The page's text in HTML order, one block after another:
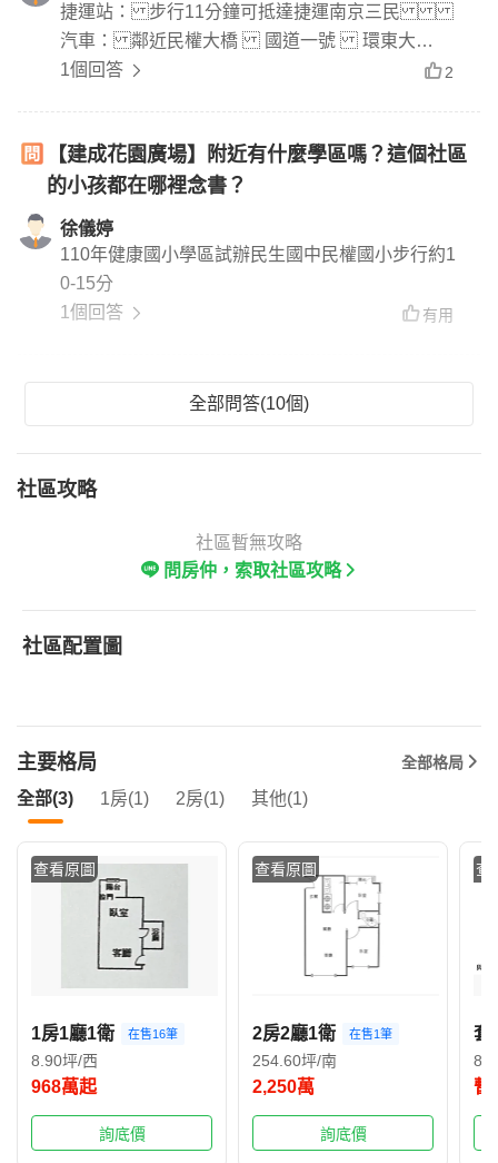
捷運站： 步行11分鐘可抵達捷運南京三民
汽車： 鄰近民權大橋 國道一號 環東大
道 公車站： 254 路線(捷運忠孝新生 捷運公館
路) 278區 路線(捷運忠孝敦化 大安森林公園 ) 30
7路線(板橋火車站 捷運中和站 台北車站) 0東 路線
(三軍總醫院 捷運大安站) 672 路線(捷運台電大樓
台北小巨蛋) 藍26路線(美麗華 捷運市政府站)
1個回答 2
【建成花園廣場】附近有什麼學區嗎？這個社區
的小孩都在哪裡念書？
徐儀婷
110年健康國小學區試辦民生國中民權國小步行約1
0-15分
1個回答
有用
全部問答(10個)
社區攻略
社區暫無攻略
問房仲，索取社區攻略
社區配置圖
主要格局 全部格局
全部(3) 1房(1) 2房(1) 其他(1)
查看原圖
1房1廳1衛 在售16筆
8.90坪/西
968萬起
詢底價
查看原圖
2房2廳1衛 在售1筆
254.60坪/南
2,250萬
詢底價
查
套
暫